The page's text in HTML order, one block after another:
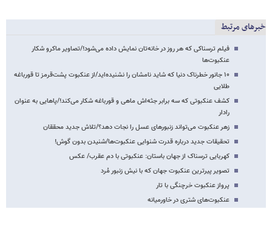
خبرهای مرتبط
فیلم ترسناکی که هر روز در خانه‌تان نمایش داده می‌شود!/تصاویر ماکرو شکار
عنکبوت‌ها
۱۰ جانور خطرناک دنیا که شاید نامشان را نشنیده‌اید/از عنکبوت پشت‌قرمز تا قورباغه
طلایی
کشف عنکبوتی که سه برابر جثه‌اش ماهی و قورباغه شکار می‌کند!/پاهایی به عنوان
رادار
زهر عنکبوت می‌تواند زنبورهای عسل را نجات دهد؟/تلاش جدید محققان
تحقیقات جدید درباره قدرت شنوایی عنکبوت‌ها/شنیدن بدون گوش!
کهربایی ترسناک از جهان باستان: عنکبوتی با دم عقرب/ عکس
تصویر پیرترین عنکبوت جهان که با نیش زنبور مُرد
پرواز عنکبوت خرچنگی با تار
عنکبوت‌های شتری در خاورمیانه